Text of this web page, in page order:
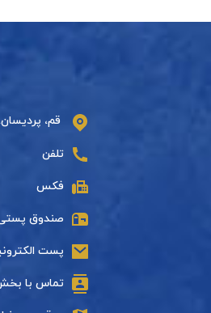
قم،
تلفن
فکس
صندوق
پست
تماس با